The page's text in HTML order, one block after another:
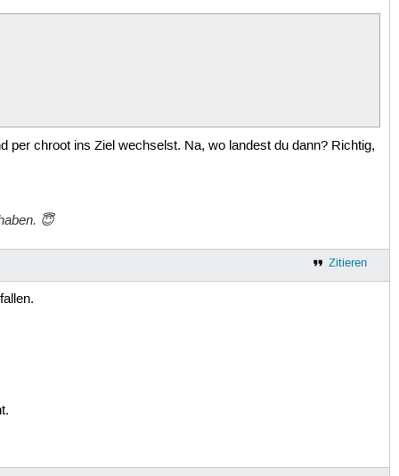
chroot ins Ziel wechselst. Na, wo landest du dann? Richtig,
😇
Zitieren